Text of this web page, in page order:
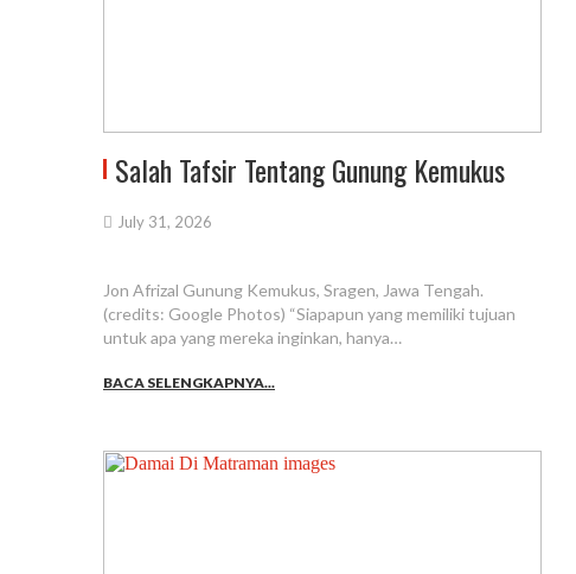
Salah Tafsir Tentang Gunung Kemukus
July 31, 2026
Jon Afrizal Gunung Kemukus, Sragen, Jawa Tengah.
(credits: Google Photos) “Siapapun yang memiliki tujuan
untuk apa yang mereka inginkan, hanya…
BACA SELENGKAPNYA...